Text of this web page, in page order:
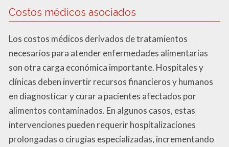
Costos médicos asociados
Los costos médicos derivados de tratamientos
necesarios para atender enfermedades alimentarias
son otra carga económica importante. Hospitales y
clínicas deben invertir recursos financieros y humanos
en diagnosticar y curar a pacientes afectados por
alimentos contaminados. En algunos casos, estas
intervenciones pueden requerir hospitalizaciones
prolongadas o cirugías especializadas, incrementando